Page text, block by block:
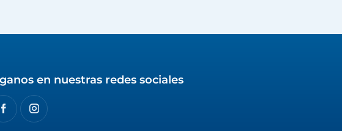
en nuestras redes sociales